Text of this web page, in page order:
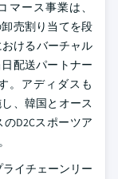
ース事業は、
売割り当てを段
けるバーチャル
配送パートナー
。アディダスも
、韓国とオース
D2Cスポーツア
ライチェーンリー